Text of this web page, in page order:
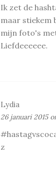
Ik zet de
maar stiekem
mijn foto's
Liefdeeeeee.
Lydia
26 januari 2015
z